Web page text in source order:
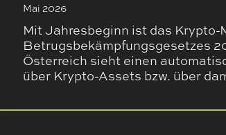
Mai 2026
Mit Jahresbeginn ist das Krypto-
Betrugsbekämpfungsgesetzes
Österreich sieht einen
über Krypto-Assets bzw. über